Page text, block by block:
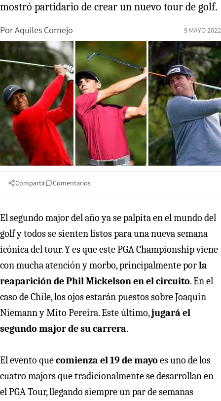
mostró partidario de crear un nuevo tour de golf.
PorAquiles Cornejo 9 MAYO 2022
Compartir Comentarios
El segundo major del año ya se palpita en el mundo del
golf y todos se sienten listos para una nueva semana
icónica del tour. Y es que este PGA Championship viene
con mucha atención y morbo, principalmente porla
reaparición de Phil Mickelson en el circuito. En el
caso de Chile, los ojos estarán puestos sobre Joaquín
Niemann y Mito Pereira. Este último,jugará el
segundo major de su carrera.
El evento quecomienza el 19 de mayo es uno de los
cuatro majors que tradicionalmente se desarrollan en
el PGA Tour, llegando siempre un par de semanas